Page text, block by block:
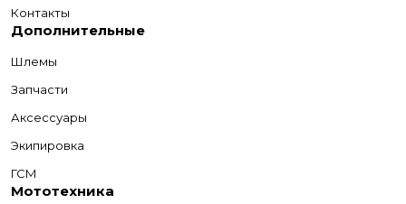
Контакты
Дополнительные
Шлемы
Запчасти
Аксессуары
Экипировка
ГСМ
Мототехника